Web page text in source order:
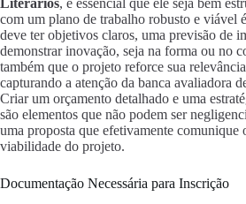
Literários, é essencial que ele seja bem
com um plano de trabalho robusto e viável
deve ter objetivos claros, uma previsão de
demonstrar inovação, seja na forma ou no
também que o projeto reforce sua
capturando a atenção da banca avaliadora
Criar um orçamento detalhado e uma
são elementos que não podem ser
uma proposta que efetivamente comunique
viabilidade do projeto.
Documentação Necessária para Inscrição